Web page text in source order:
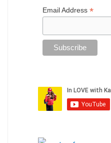
Email Address *